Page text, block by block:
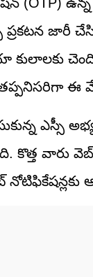
జారీ
తప్పనిసరిగా
ఎస్సీ
కొత్త వారు